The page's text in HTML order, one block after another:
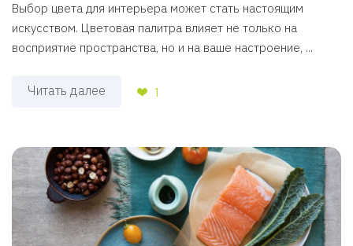
Выбор цвета для интерьера может стать настоящим
искусством. Цветовая палитра влияет не только на
восприятие пространства, но и на ваше настроение, ...
Читать далее 1